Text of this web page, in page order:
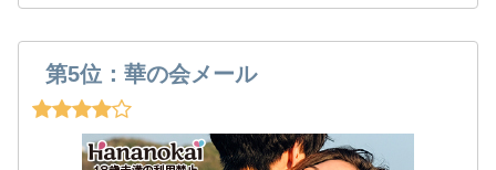
第5位：華の会メール